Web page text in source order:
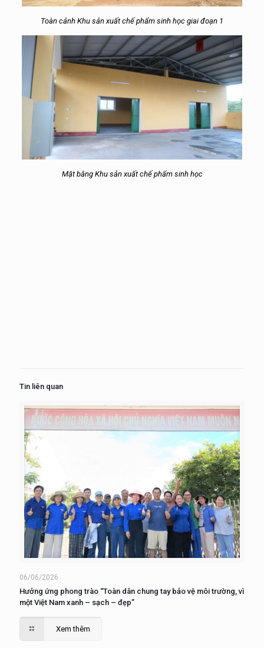
Toàn cảnh Khu sản xuất chế phẩm sinh học giai đoạn 1
Mặt bằng Khu sản xuất chế phẩm sinh học
Tin liên quan
06/06/2026
Hưởng ứng phong trào “Toàn dân chung tay bảo vệ môi trường, vì
một Việt Nam xanh – sạch – đẹp”
Xem thêm